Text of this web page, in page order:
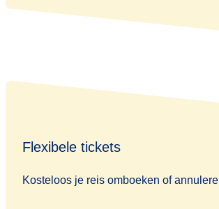
Flexibele tickets
Kosteloos je reis omboeken of